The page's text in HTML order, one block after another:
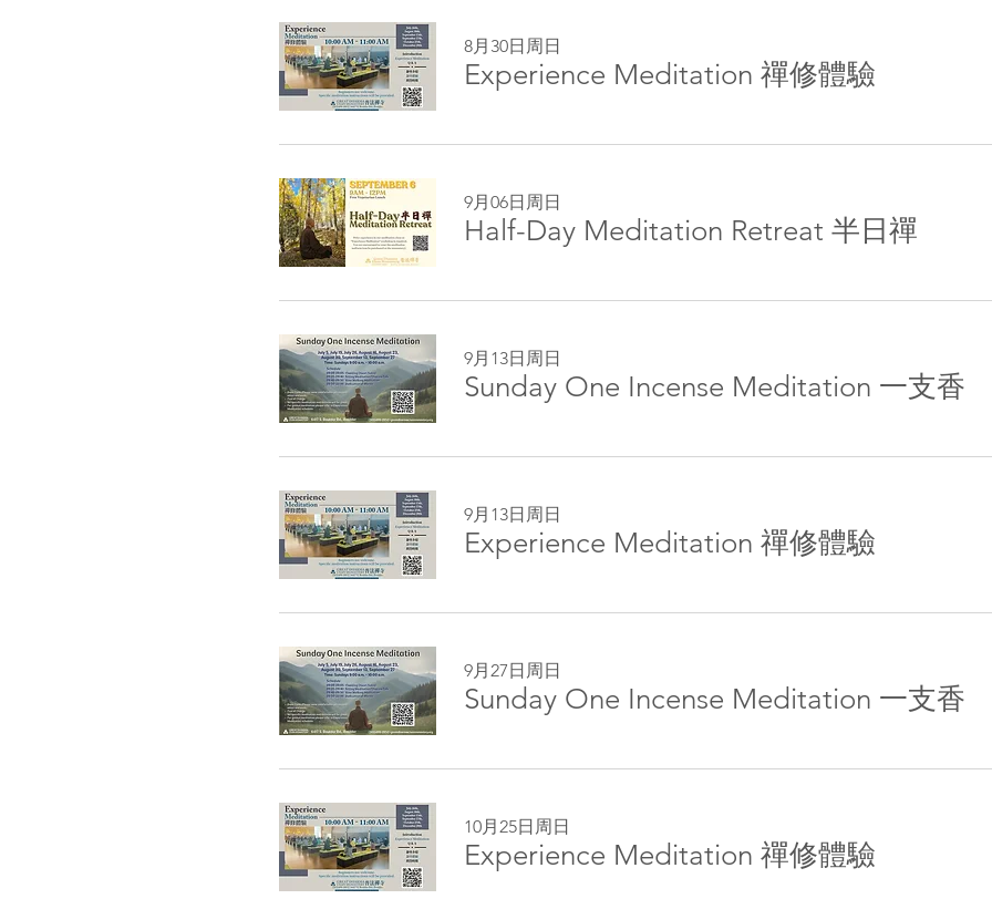
8月30日周日
Experience Meditation 禪修體驗
9月06日周日
Half-Day Meditation Retreat 半日禪
9月13日周日
Sunday One Incense Meditation 一支香
9月13日周日
Experience Meditation 禪修體驗
9月27日周日
Sunday One Incense Meditation 一支香
10月25日周日
Experience Meditation 禪修體驗